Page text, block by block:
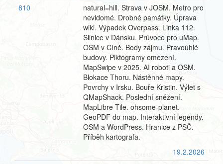
810
natural=hill. Strava v JOSM. Metro pro
nevidomé. Drobné památky. Úprava
wiki. Výpadek Overpass. Linka 112.
Silnice v Dánsku. Průvoce pro uMap.
OSM v Číně. Body zájmu. Pravoúhlé
budovy. Piktogramy omezení.
MapSwipe v 2025. AI roboti a OSM.
Blokace Thoru. Nástěnné mapy.
Povrchy v Irsku. Bouře Kristin. Výlet s
QMapShack. Poslední sněžení.
MapLibre Tile. ohsome-planet.
GeoPDF do map. Interaktivní legendy.
OSM a WordPress. Hranice z PSČ.
Příběh kartografa.
19.2.2026